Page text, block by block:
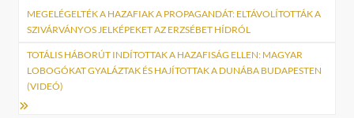
navigáció
MEGELÉGELTÉK A HAZAFIAK A PROPAGANDÁT: ELTÁVOLÍTOTTÁK A
SZIVÁRVÁNYOS JELKÉPEKET AZ ERZSÉBET HÍDRÓL
TOTÁLIS HÁBORÚT INDÍTOTTAK A HAZAFISÁG ELLEN: MAGYAR
LOBOGÓKAT GYALÁZTAK ÉS HAJÍTOTTAK A DUNÁBA BUDAPESTEN
(VIDEÓ)